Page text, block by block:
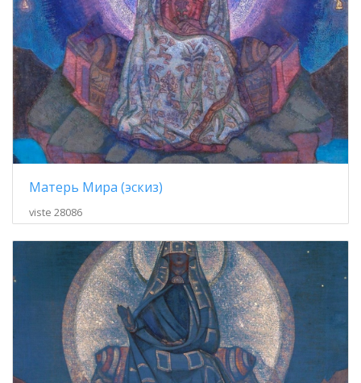
Матерь Мира (эскиз)
viste 28086